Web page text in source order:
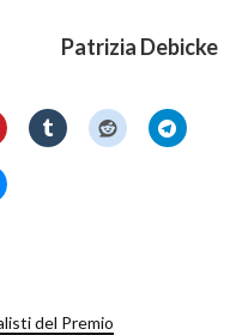
Patrizia Debicke
del Premio